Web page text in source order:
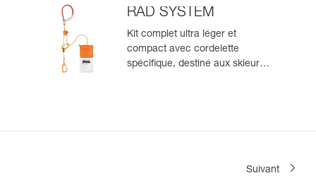
pour s'échapper d'une zone
RAD SYSTEM
Kit complet ultra léger et
compact avec cordelette
spécifique, destiné aux skieurs
Suivant